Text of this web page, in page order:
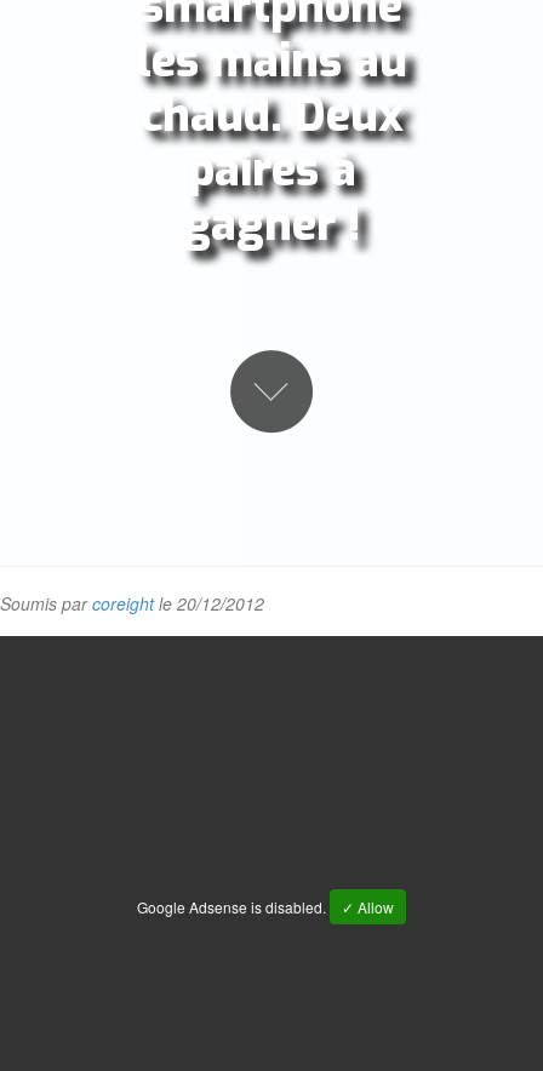
les mains au
chaud. Deux
paires à
gagner !
Soumis parcoreightle 20/12/2012
Google Adsense is disabled. ✓ Allow